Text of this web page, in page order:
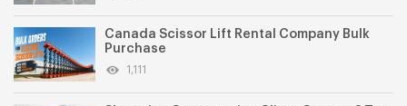
Canada Scissor Lift Rental Company Bulk
Purchase
1,111